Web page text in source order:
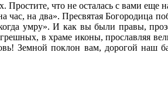
что не осталась с вами
на два». Пресвятая Богородица
умру». И как вы были правы,
в храме иконы, прославляя
Земной поклон вам, дорогой